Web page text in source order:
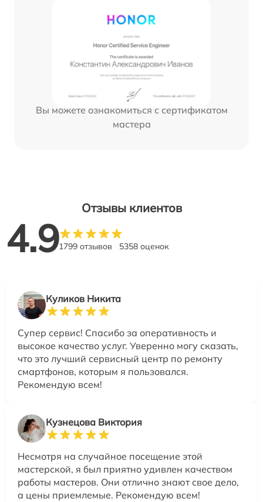
Вы можете ознакомиться с сертификатом
мастера
Отзывы клиентов
4.91799 отзывов 5358 оценок
Куликов Никита
Супер сервис! Спасибо за оперативность и
высокое качество услуг. Уверенно могу сказать,
что это лучший сервисный центр по ремонту
смартфонов, которым я пользовался.
Рекомендую всем!
Кузнецова Виктория
Несмотря на случайное посещение этой
мастерской, я был приятно удивлен качеством
работы мастеров. Они отлично знают свое дело,
а цены приемлемые. Рекомендую всем!